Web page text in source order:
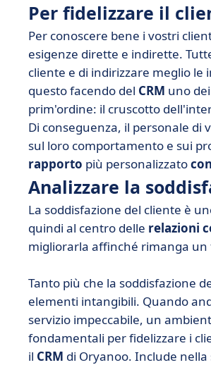
Per fidelizzare il
Per conoscere bene i vostri
esigenze dirette e indirette.
cliente e di indirizzare meglio le
questo facendo del CRM uno
prim'ordine: il cruscotto
Di conseguenza, il personale di
sul loro comportamento e sui
rapporto più personalizzato
Analizzare la
La soddisfazione del cliente è
quindi al centro delle relazioni
migliorarla affinché rimanga
Tanto più che la soddisfazione
elementi intangibili. Quando
servizio impeccabile, un
fondamentali per fidelizzare i
il CRM di Oryanoo. Include